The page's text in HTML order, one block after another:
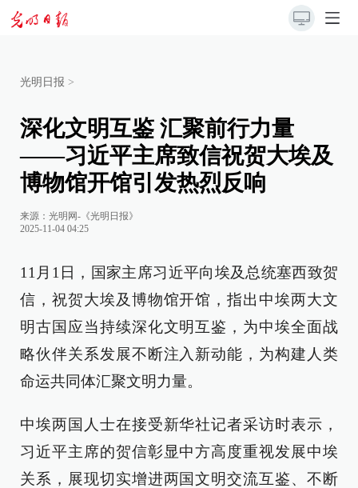
光明日报 >
深化文明互鉴 汇聚前行力量
——习近平主席致信祝贺大埃及
博物馆开馆引发热烈反响
来源： 光明网-《光明日报》
2025-11-04 04:25
11月1日，国家主席习近平向埃及总统塞西致贺
信，祝贺大埃及博物馆开馆，指出中埃两大文
明古国应当持续深化文明互鉴，为中埃全面战
略伙伴关系发展不断注入新动能，为构建人类
命运共同体汇聚文明力量。
中埃两国人士在接受新华社记者采访时表示，
习近平主席的贺信彰显中方高度重视发展中埃
关系，展现切实增进两国文明交流互鉴、不断